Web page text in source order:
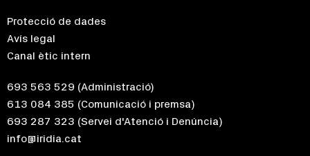
Protecció de dades
Avís legal
Canal ètic intern
693 563 529 (Administració)
613 084 385 (Comunicació i premsa)
693 287 323 (Servei d'Atenció i Denúncia)
info@iridia.cat